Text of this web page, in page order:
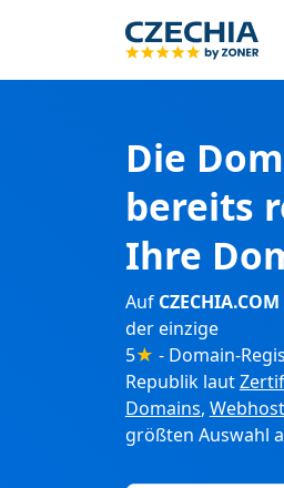
Die
bereits
Ihre
Auf CZECHIA.COM
der einzige
5★ - Domain-
Republik laut
Domains,
größten Auswahl